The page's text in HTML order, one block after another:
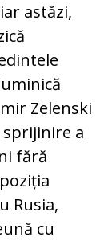
astăzi,
Zelenski
a
fără
Rusia,
cu